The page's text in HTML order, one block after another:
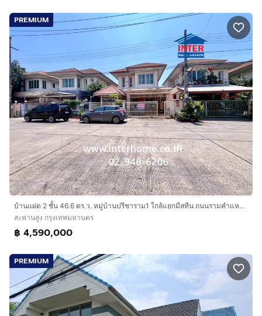
PREMIUM
บ้านเเฝด 2 ชั้น 46.6 ตร.ว. หมู่บ้านปรีชาราม1 ใกล้แยกมีสทีน ถนนรามคำแหง ถนนราษฎร์พัฒนา เขตสะพานสูง กรุงเทพมหานคร
สะพานสูง กรุงเทพมหานคร
฿ 4,590,000
PREMIUM